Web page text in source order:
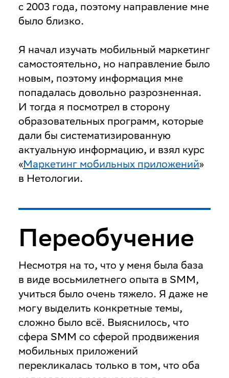
с 2003 года, поэтому направление мне
было близко.
Я начал изучать мобильный маркетинг
самостоятельно, но направление было
новым, поэтому информация мне
попадалась довольно разрозненная.
И тогда я посмотрел в сторону
образовательных программ, которые
дали бы систематизированную
актуальную информацию, и взял курс
«Маркетинг мобильных приложений»
в Нетологии.
Переобучение
Несмотря на то, что у меня была база
в виде восьмилетнего опыта в SMM,
учиться было очень тяжело. Я даже не
могу выделить конкретные темы,
сложно было всё. Выяснилось, что
сфера SMM со сферой продвижения
мобильных приложений
перекликалась только в том, что оба